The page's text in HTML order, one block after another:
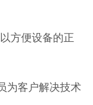
方便设备的正
为客户解决技术